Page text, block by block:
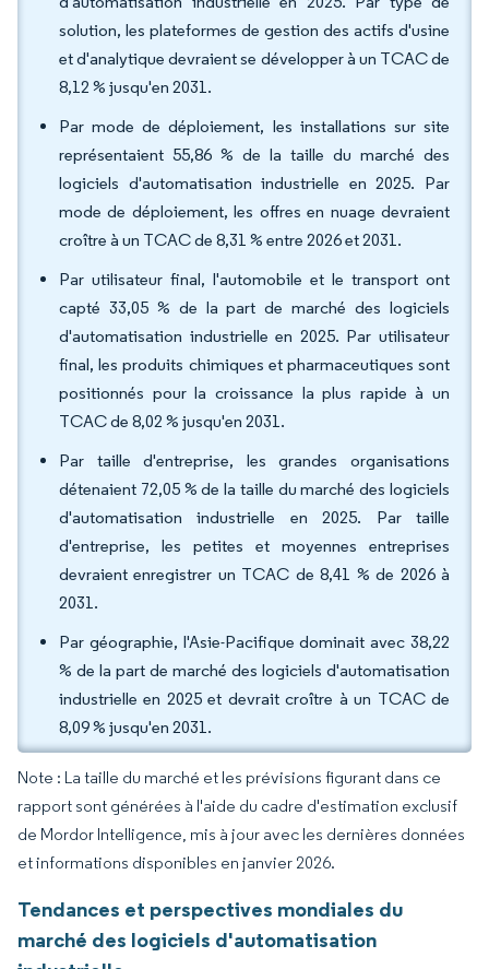
solution, les plateformes de gestion des actifs d'usine
et d'analytique devraient se développer à un TCAC de
8,12 % jusqu'en 2031.
Par mode de déploiement, les installations sur site
représentaient 55,86 % de la taille du marché des
logiciels d'automatisation industrielle en 2025. Par
mode de déploiement, les offres en nuage devraient
croître à un TCAC de 8,31 % entre 2026 et 2031.
Par utilisateur final, l'automobile et le transport ont
capté 33,05 % de la part de marché des logiciels
d'automatisation industrielle en 2025. Par utilisateur
final, les produits chimiques et pharmaceutiques sont
positionnés pour la croissance la plus rapide à un
TCAC de 8,02 % jusqu'en 2031.
Par taille d'entreprise, les grandes organisations
détenaient 72,05 % de la taille du marché des logiciels
d'automatisation industrielle en 2025. Par taille
d'entreprise, les petites et moyennes entreprises
devraient enregistrer un TCAC de 8,41 % de 2026 à
2031.
Par géographie, l'Asie-Pacifique dominait avec 38,22
% de la part de marché des logiciels d'automatisation
industrielle en 2025 et devrait croître à un TCAC de
8,09 % jusqu'en 2031.
Note : La taille du marché et les prévisions figurant dans ce
rapport sont générées à l'aide du cadre d'estimation exclusif
de Mordor Intelligence, mis à jour avec les dernières données
et informations disponibles en janvier 2026.
Tendances et perspectives mondiales du
marché des logiciels d'automatisation